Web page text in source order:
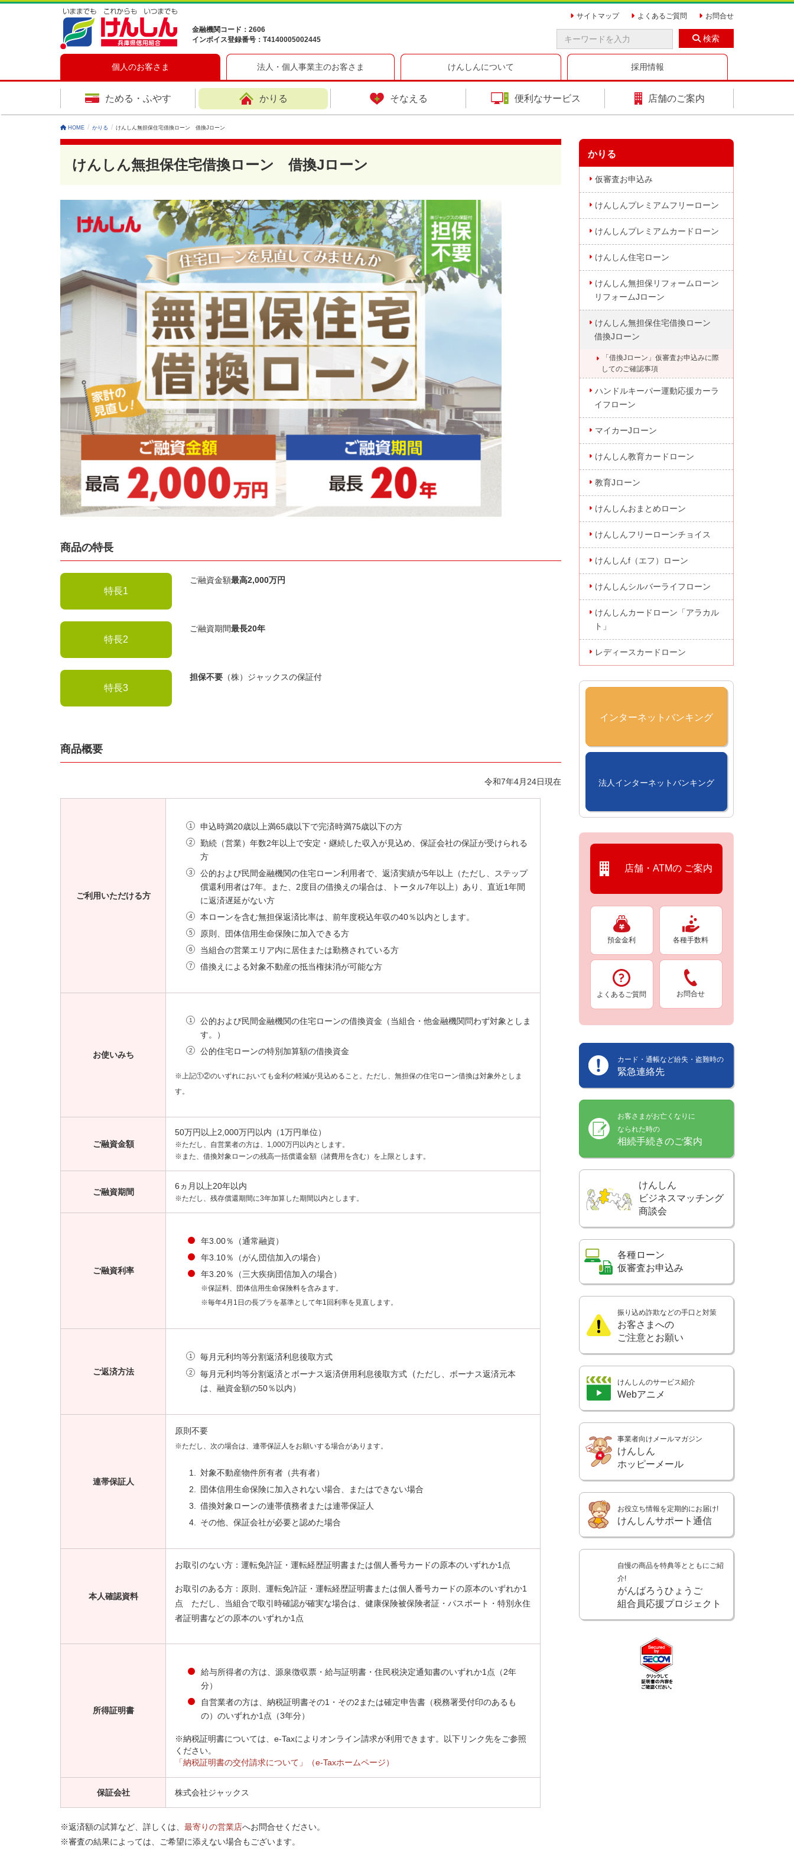
金融機関コード：2606
インボイス登録番号：T4140005002445
サイトマップ よくあるご質問 お問合せ
検索
個人のお客さま
ためる・ふやす かりる そなえる 便利なサービス 店舗のご案内
法人・個人事業主のお客さま けんしんについて 採用情報
HOME かりる けんしん無担保住宅借換ローン 借換Jローン
けんしん無担保住宅借換ローン 借換Jローン
商品の特長
特長1
ご融資金額最高2,000万円
特長2
ご融資期間最長20年
特長3
担保不要 （株）ジャックスの保証付
商品概要
令和7年4月24日現在
ご利用いただける方
申込時満20歳以上満65歳以下で完済時満75歳以下の方
勤続（営業）年数2年以上で安定・継続した収入が見込め、保証会社の保証が受けられる
方
公的および民間金融機関の住宅ローン利用者で、返済実績が5年以上（ただし、ステップ
償還利用者は7年。また、2度目の借換えの場合は、トータル7年以上）あり、直近1年間
に返済遅延がない方
本ローンを含む無担保返済比率は、前年度税込年収の40％以内とします。
原則、団体信用生命保険に加入できる方
当組合の営業エリア内に居住または勤務されている方
借換えによる対象不動産の抵当権抹消が可能な方
お使いみち
公的および民間金融機関の住宅ローンの借換資金（当組合・他金融機関問わず対象としま
す。）
公的住宅ローンの特別加算額の借換資金
※上記①②のいずれにおいても金利の軽減が見込めること。ただし、無担保の住宅ローン借換は対象外としま
す。
ご融資金額
50万円以上2,000万円以内（1万円単位）
※ただし、自営業者の方は、1,000万円以内とします。
※また、借換対象ローンの残高一括償還金額（諸費用を含む）を上限とします。
ご融資期間
6ヵ月以上20年以内
※ただし、残存償還期間に3年加算した期間以内とします。
ご融資利率
年3.00％（通常融資）
年3.10％（がん団信加入の場合）
年3.20％（三大疾病団信加入の場合）
※保証料、団体信用生命保険料を含みます。
※毎年4月1日の長プラを基準として年1回利率を見直します。
ご返済方法
毎月元利均等分割返済利息後取方式
毎月元利均等分割返済とボーナス返済併用利息後取方式 （ ただし、ボーナス返済元本
は、融資金額の50％以内）
連帯保証人
原則不要
※ただし、次の場合は、連帯保証人をお願いする場合があります。
対象不動産物件所有者（共有者）
団体信用生命保険に加入されない場合、またはできない場合
借換対象ローンの連帯債務者または連帯保証人
その他、保証会社が必要と認めた場合
本人確認資料
お取引のない方：運転免許証・運転経歴証明書または個人番号カードの原本のいずれか1点
お取引のある方：原則、運転免許証・運転経歴証明書または個人番号カードの原本のいずれか1
点 ただし、当組合で取引時確認が確実な場合は、健康保険被保険者証・パスポート・特別永住
者証明書などの原本のいずれか1点
所得証明書
給与所得者の方は、源泉徴収票・給与証明書・住民税決定通知書のいずれか1点（2年
分）
自営業者の方は、納税証明書その1・その2または確定申告書（税務署受付印のあるも
の）のいずれか1点（3年分）
※納税証明書については、e-Taxによりオンライン請求が利用できます。以下リンク先をご参照
ください。
「納税証明書の交付請求について」（e-Taxホームページ）
保証会社 株式会社ジャックス
※返済額の試算など、詳しくは、 最寄りの営業店へお問合せください。
※審査の結果によっては、ご希望に添えない場合もございます。
かりる
仮審査お申込み
けんしんプレミアムフリーローン
けんしんプレミアムカードローン
けんしん住宅ローン
けんしん無担保リフォームローン
リフォームJローン
けんしん無担保住宅借換ローン
借換Jローン
「借換Jローン」仮審査お申込みに際
してのご確認事項
ハンドルキーパー運動応援カーラ
イフローン
マイカーJローン
けんしん教育カードローン
教育Jローン
けんしんおまとめローン
けんしんフリーローンチョイス
けんしんf（エフ）ローン
けんしんシルバーライフローン
けんしんカードローン「アラカル
ト」
レディースカードローン
インターネットバンキング
法人インターネットバンキング
店舗・ATMの ご案内
預金金利 各種手数料
よくあるご質問 お問合せ
カード・通帳など紛失・盗難時の
緊急連絡先
お客さまがお亡くなりに
なられた時の
相続手続きのご案内
けんしん
ビジネスマッチング
商談会
各種ローン
仮審査お申込み
振り込め詐欺などの手口と対策
お客さまへの
ご注意とお願い
けんしんのサービス紹介
Webアニメ
事業者向けメールマガジン
けんしん
ホッピーメール
お役立ち情報を定期的にお届け!
けんしんサポート通信
自慢の商品を特典等とともにご紹
介!
がんばろうひょうご
組合員応援プロジェクト